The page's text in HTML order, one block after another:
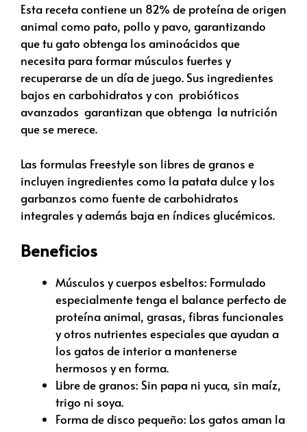
Esta receta contiene un 82% de proteína de origen
animal como pato, pollo y pavo, garantizando
que tu gato obtenga los aminoácidos que
necesita para formar músculos fuertes y
recuperarse de un día de juego. Sus ingredientes
bajos en carbohidratos y con probióticos
avanzados garantizan que obtenga la nutrición
que se merece.
Las formulas Freestyle son libres de granos e
incluyen ingredientes como la patata dulce y los
garbanzos como fuente de carbohidratos
integrales y además baja en índices glucémicos.
Beneficios
Músculos y cuerpos esbeltos: Formulado
especialmente tenga el balance perfecto de
proteína animal, grasas, fibras funcionales
y otros nutrientes especiales que ayudan a
los gatos de interior a mantenerse
hermosos y en forma.
Libre de granos: Sin papa ni yuca, sin maíz,
trigo ni soya.
Forma de disco pequeño: Los gatos aman la